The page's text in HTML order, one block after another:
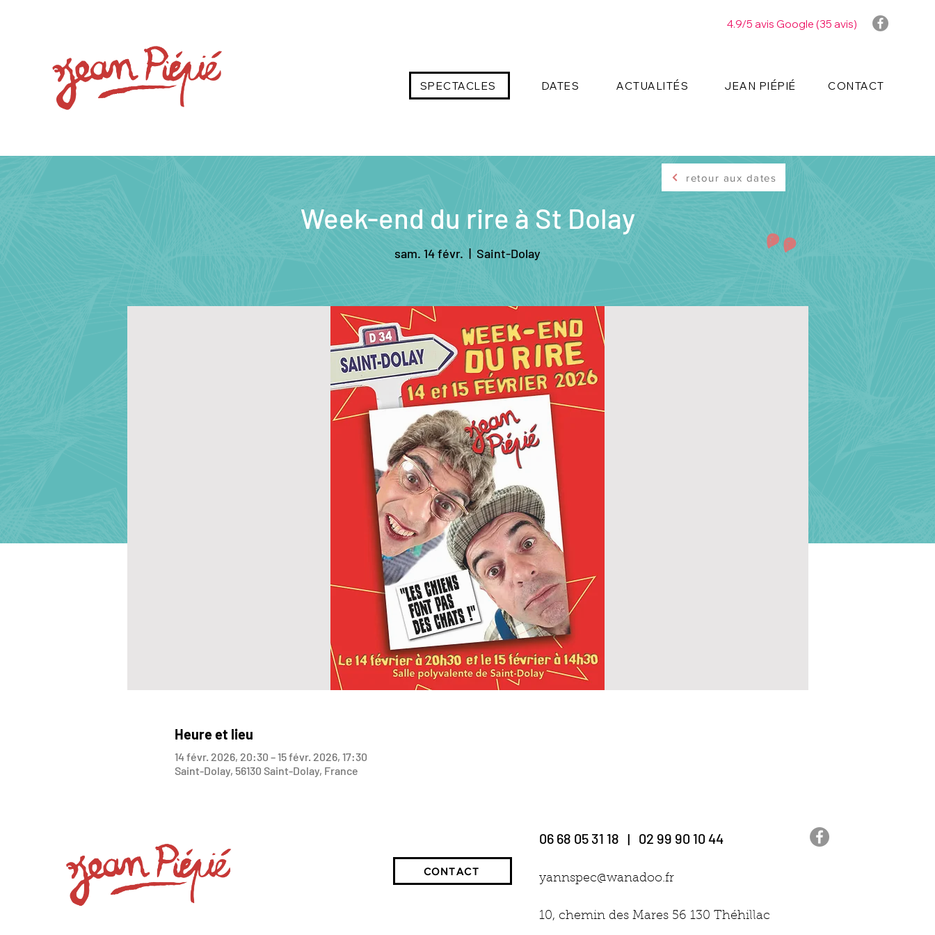
4.9/5 avis Google (35 avis)
SPECTACLES DATES ACTUALITÉS JEAN PIÉPIÉ CONTACT
"
retour aux dates
Week-end du rire à St Dolay
sam. 14 févr.
  |
Saint-Dolay
Heure et lieu
14 févr. 2026, 20:30 – 15 févr. 2026, 17:30
Saint-Dolay, 56130 Saint-Dolay, France
VOUS SOUHAITEZ ORGANISER UN ÉVÉNEMENT ? CONTACTEZ-MOI
CONTACT
06 68 05 31 18 | 02 99 90 10 44
yannspec@wanadoo.fr
10, chemin des Mares 56 130 Théhillac